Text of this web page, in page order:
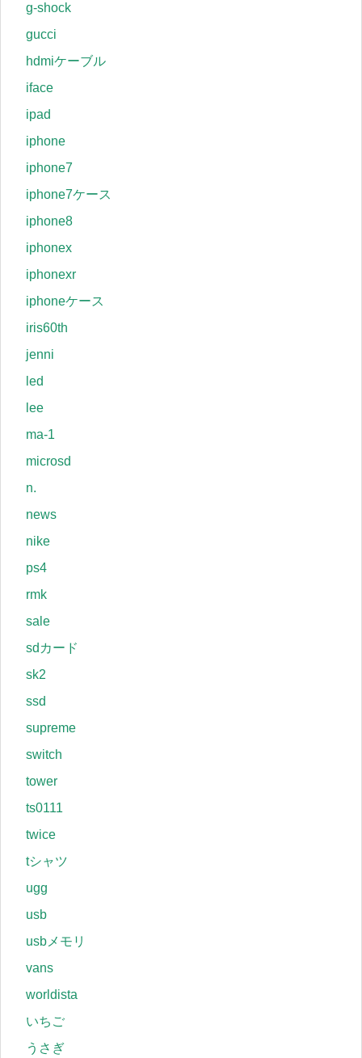
g-shock
gucci
hdmiケーブル
iface
ipad
iphone
iphone7
iphone7ケース
iphone8
iphonex
iphonexr
iphoneケース
iris60th
jenni
led
lee
ma-1
microsd
n.
news
nike
ps4
rmk
sale
sdカード
sk2
ssd
supreme
switch
tower
ts0111
twice
tシャツ
ugg
usb
usbメモリ
vans
worldista
いちご
うさぎ